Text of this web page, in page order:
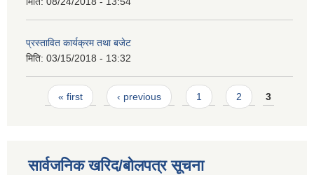
प्रस्तावित कार्यक्रम तथा बजेट
मिति: 03/15/2018 - 13:32
Pages
« first ‹ previous 1 2 3
सार्वजनिक खरिद/बोलपत्र सूचना